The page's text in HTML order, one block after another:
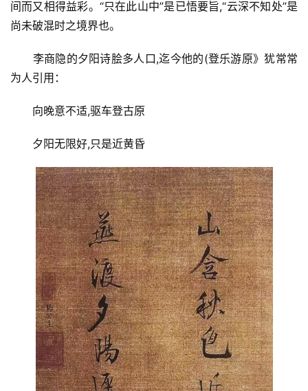
间而又相得益彩。“只在此山中”是已悟要旨,“云深不知处”是
尚未破混时之境界也。
李商隐的夕阳诗脍多人口,迄今他的(登乐游原》犹常常
为人引用：
向晚意不适,驱车登古原
夕阳无限好,只是近黄昏